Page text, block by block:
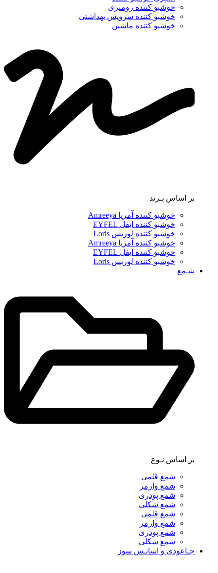
خوشبو کننده رومیزی
خوشبو کننده سرویس بهداشتی
خوشبو کننده ماشین
بر اساس بـرند
خوشبو کننده آمریا Amreeya
خوشبو کننده ایفل EYFEL
خوشبو کننده لوریس Loris
خوشبو کننده آمریا Amreeya
خوشبو کننده ایفل EYFEL
خوشبو کننده لوریس Loris
شـمع
بر اساس نـوع
شمع قلمی
شمع وارمر
شمع پودری
شمع شکلی
شمع قلمی
شمع وارمر
شمع پودری
شمع شکلی
جـاعودی و اسانـس سوز